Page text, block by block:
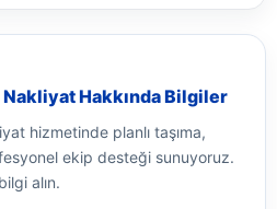
Hakkında Bilgiler
hizmetinde planlı taşıma,
ekip desteği sunuyoruz.
alın.